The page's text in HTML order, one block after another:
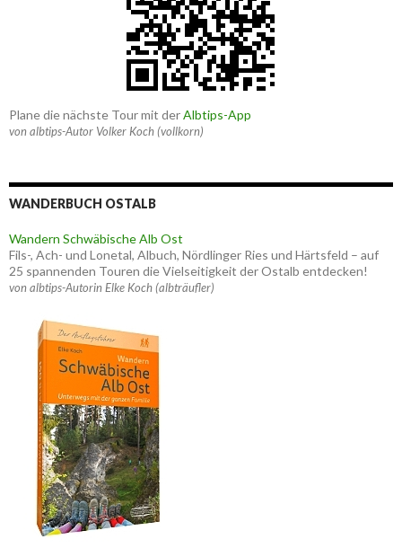
Plane die nächste Tour mit derAlbtips-App
von albtips-Autor Volker Koch (vollkorn)
WANDERBUCH OSTALB
Wandern Schwäbische Alb Ost
Fils-, Ach- und Lonetal, Albuch, Nördlinger Ries und Härtsfeld – auf
25 spannenden Touren die Vielseitigkeit der Ostalb entdecken!
von albtips-Autorin Elke Koch (albträufler)